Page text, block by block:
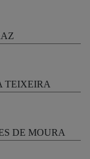
TEIXEIRA
DE MOURA